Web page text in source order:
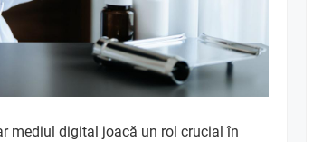
mediul digital joacă un rol crucial în